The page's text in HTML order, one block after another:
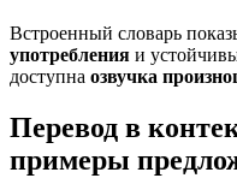
Встроенный словарь
употребления и
доступна озвучка
Перевод в
примеры